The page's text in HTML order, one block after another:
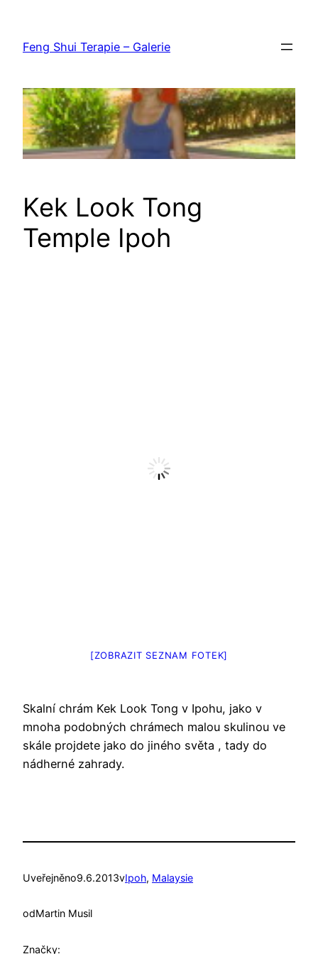
obsah
Feng Shui Terapie – Galerie
Kek Look Tong
Temple Ipoh
[ZOBRAZIT SEZNAM FOTEK]
Skalní chrám Kek Look Tong v Ipohu, jako v
mnoha podobných chrámech malou skulinou ve
skále projdete jako do jiného světa , tady do
nádherné zahrady.
Uveřejněno9.6.2013vIpoh, Malaysie
odMartin Musil
Značky: